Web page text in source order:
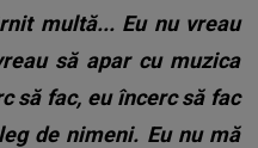
multă... Eu nu vreau
să apar cu muzica
să fac, eu încerc să fac
de nimeni. Eu nu mă